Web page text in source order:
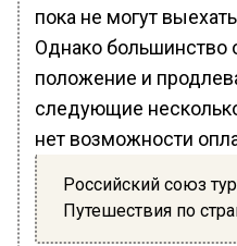
пока не могут
Однако большинство
положение и
следующие
нет возможности
Российский союз
Путешествия по